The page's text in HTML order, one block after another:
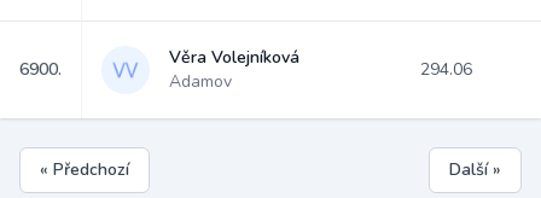
6900.
Věra Volejníková
Adamov
294.06
« Předchozí Další »